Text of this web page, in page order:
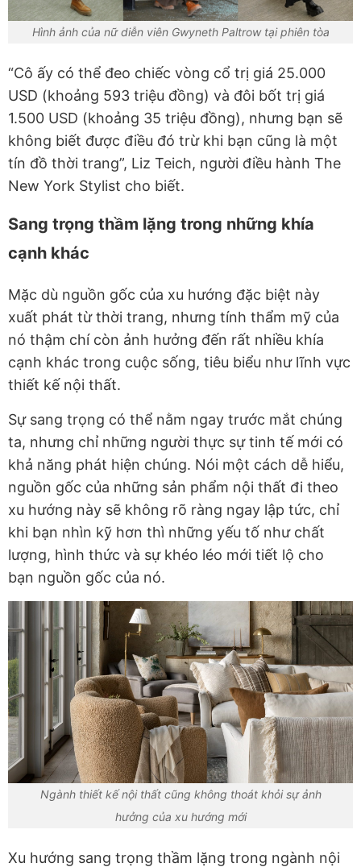
Hình ảnh của nữ diễn viên Gwyneth Paltrow tại phiên tòa
“Cô ấy có thể đeo chiếc vòng cổ trị giá 25.000
USD (khoảng 593 triệu đồng) và đôi bốt trị giá
1.500 USD (khoảng 35 triệu đồng), nhưng bạn sẽ
không biết được điều đó trừ khi bạn cũng là một
tín đồ thời trang”, Liz Teich, người điều hành The
New York Stylist cho biết.
Sang trọng thầm lặng trong những khía
cạnh khác
Mặc dù nguồn gốc của xu hướng đặc biệt này
xuất phát từ thời trang, nhưng tính thẩm mỹ của
nó thậm chí còn ảnh hưởng đến rất nhiều khía
cạnh khác trong cuộc sống, tiêu biểu như lĩnh vực
thiết kế nội thất.
Sự sang trọng có thể nằm ngay trước mắt chúng
ta, nhưng chỉ những người thực sự tinh tế mới có
khả năng phát hiện chúng. Nói một cách dễ hiểu,
nguồn gốc của những sản phẩm nội thất đi theo
xu hướng này sẽ không rõ ràng ngay lập tức, chỉ
khi bạn nhìn kỹ hơn thì những yếu tố như chất
lượng, hình thức và sự khéo léo mới tiết lộ cho
bạn nguồn gốc của nó.
Ngành thiết kế nội thất cũng không thoát khỏi sự ảnh
hưởng của xu hướng mới
Xu hướng sang trọng thầm lặng trong ngành nội